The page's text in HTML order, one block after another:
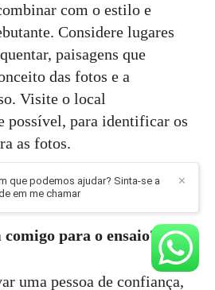
com o estilo e
Considere lugares
paisagens que
das fotos e a
Visite o local
possível, para identificar os
as fotos.
para o ensaio?
uma pessoa de confiança,
✕
que podemos ajudar? Sinta-se a
em me chamar